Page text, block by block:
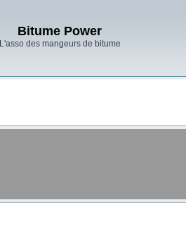
Bitume Power
L'asso des mangeurs de bitume